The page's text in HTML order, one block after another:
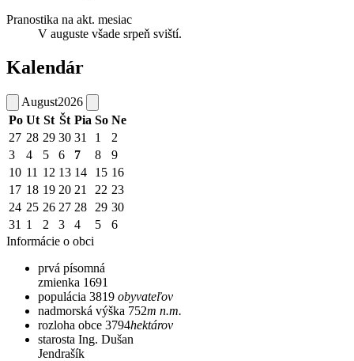
Pranostika na akt. mesiac
V auguste všade srpeň sviští.
Kalendár
August2026
Po Ut St Št Pia So Ne
27 28 29 30 31 1
2
3
4 5 6 7 8
9
10 11 12 13 14 15 16
17 18 19 20 21 22 23
24 25 26 27 28 29 30
31 1 2 3 4 5
6
Informácie o obci
prvá písomná
zmienka 1691
populácia 3819 obyvateľov
nadmorská výška 752m n.m.
rozloha obce 3794hektárov
starosta Ing. Dušan
Jendrašík